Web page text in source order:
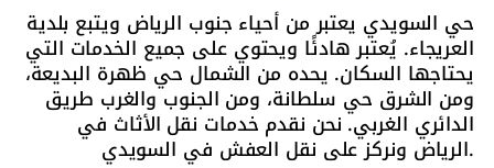
حي السويدي يعتبر من أحياء جنوب الرياض ويتبع بلدية
العريجاء. يُعتبر هادئًا ويحتوي على جميع الخدمات التي
يحتاجها السكان. يحده من الشمال حي ظهرة البديعة،
ومن الشرق حي سلطانة، ومن الجنوب والغرب طريق
الدائري الغربي. نحن نقدم خدمات نقل الأثاث في
الرياض ونركز على نقل العفش في السويدي.